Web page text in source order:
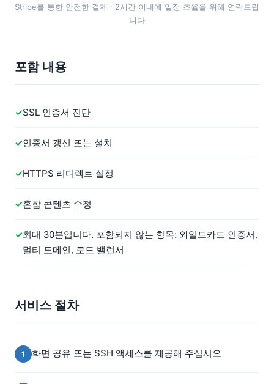
Stripe를 통한 안전한 결제 · 2시간 이내에 일정 조율을 위해 연락드립
니다
포함 내용
SSL 인증서 진단
인증서 갱신 또는 설치
HTTPS 리디렉트 설정
혼합 콘텐츠 수정
최대 30분입니다. 포함되지 않는 항목: 와일드카드 인증서,
멀티 도메인, 로드 밸런서
서비스 절차
화면 공유 또는 SSH 액세스를 제공해 주십시오